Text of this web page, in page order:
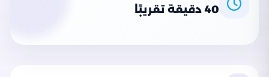
40 دقيقة تقريبًا